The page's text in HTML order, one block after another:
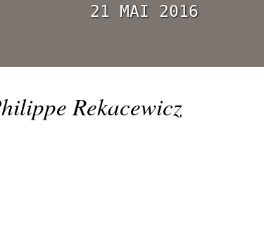
21 MAI 2016
Rekacewicz